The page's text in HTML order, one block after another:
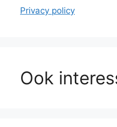
Privacy policy
Ook